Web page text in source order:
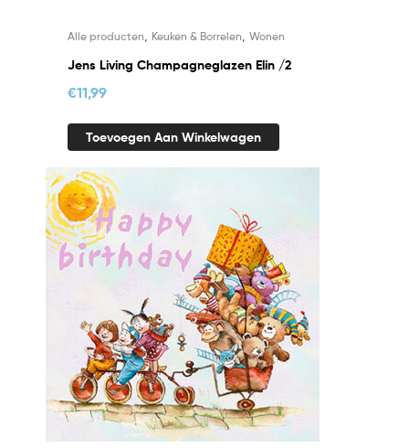
Alle producten Keuken & Borrelen Wonen
Jens Living Champagneglazen Elin /2
€11,99
Toevoegen Aan Winkelwagen